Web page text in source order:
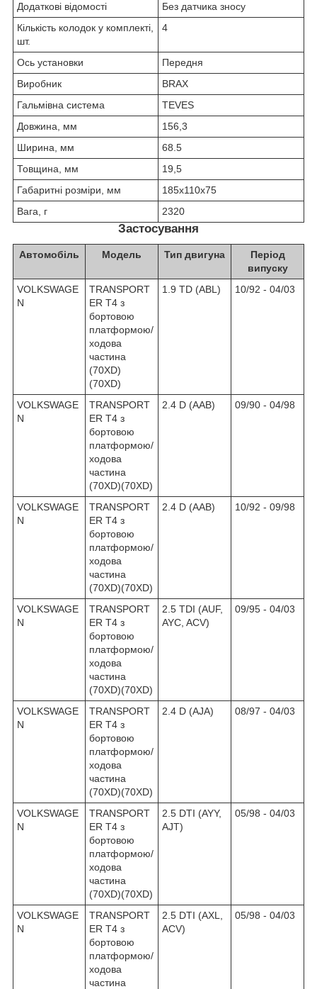
Додаткові відомості
Без датчика зносу
Кількість колодок у комплекті,
шт.
4
Ось установки
Передня
Виробник
BRAX
Гальмівна система
TEVES
Довжина, мм
156,3
Ширина, мм
68.5
Товщина, мм
19,5
Габаритні розміри, мм
185х110х75
Вага, г
2320
Застосування
Автомобіль Модель Тип двигуна
Період
випуску
VOLKSWAGE
N
TRANSPORT
ER T4 з
бортовою
платформою/
ходова
частина
(70XD)
(70XD)
1.9 TD (ABL) 10/92 - 04/03
VOLKSWAGE
N
TRANSPORT
ER T4 з
бортовою
платформою/
ходова
частина
(70XD)(70XD)
2.4 D (AAB) 09/90 - 04/98
VOLKSWAGE
N
TRANSPORT
ER T4 з
бортовою
платформою/
ходова
частина
(70XD)(70XD)
2.4 D (AAB) 10/92 - 09/98
VOLKSWAGE
N
TRANSPORT
ER T4 з
бортовою
платформою/
ходова
частина
(70XD)(70XD)
2.5 TDI (AUF,
AYC, ACV)
09/95 - 04/03
VOLKSWAGE
N
TRANSPORT
ER T4 з
бортовою
платформою/
ходова
частина
(70XD)(70XD)
2.4 D (AJA) 08/97 - 04/03
VOLKSWAGE
N
TRANSPORT
ER T4 з
бортовою
платформою/
ходова
частина
(70XD)(70XD)
2.5 DTI (AYY,
AJT)
05/98 - 04/03
VOLKSWAGE
N
TRANSPORT
ER T4 з
бортовою
платформою/
ходова
частина
2.5 DTI (AXL,
ACV)
05/98 - 04/03